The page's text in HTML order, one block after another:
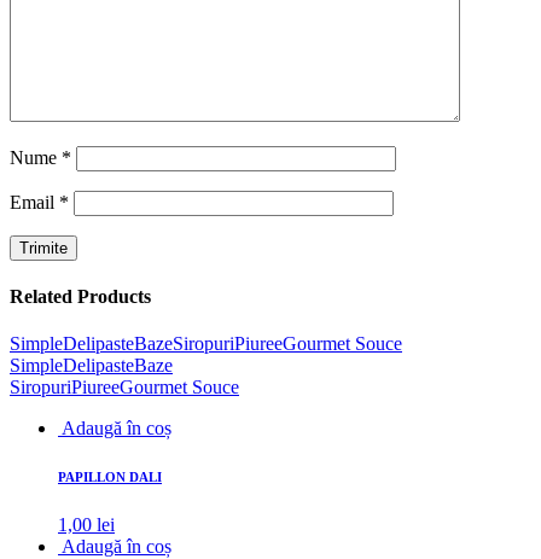
Nume *
Email *
Related Products
SimpleDelipasteBazeSiropuriPiureeGourmet Souce
SimpleDelipasteBaze
SiropuriPiureeGourmet Souce
Adaugă în coș
PAPILLON DALI
1,00 lei
Adaugă în coș